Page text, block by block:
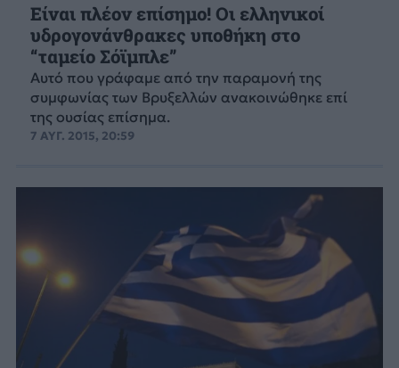
Είναι πλέον επίσημο! Οι ελληνικοί
υδρογονάνθρακες υποθήκη στο
“ταμείο Σόϊμπλε”
Αυτό που γράφαμε από την παραμονή της
συμφωνίας των Βρυξελλών ανακοινώθηκε επί
της ουσίας επίσημα.
7 ΑΥΓ. 2015, 20:59